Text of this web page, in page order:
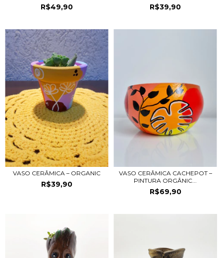
R$49,90 R$39,90
VASO CERÂMICA – ORGANIC
R$39,90
VASO CERÂMICA CACHEPOT –
PINTURA ORGÂNIC...
R$69,90